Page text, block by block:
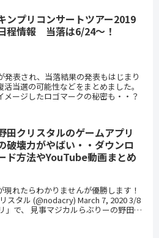
ンプリコンサートツアー2019
程情報 当落は6/24～！
発表され、当落結果の発表もはじまり
当選の可能性などをまとめました。
ージしたロゴマークの秘密も・・？
田クリスタルのゲームアプリ
破壊力がやばい・・ダウンロ
ド方法やYouTube動画まとめ
れたらわかりませんが優勝します！
タル (@nodacry) March 7, 2020 3/8
ーの野田ク